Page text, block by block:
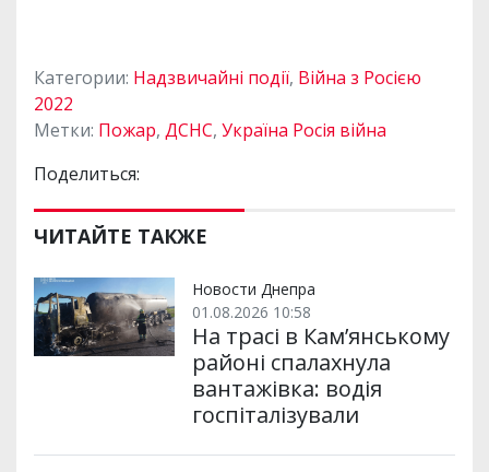
Категории: Надзвичайні події, Війна з Росією
2022
Метки: Пожар, ДСНС, Україна Росія війна
Поделиться:
ЧИТАЙТЕ ТАКЖЕ
Новости Днепра
01.08.2026 10:58
На трасі в Кам’янському
районі спалахнула
вантажівка: водія
госпіталізували